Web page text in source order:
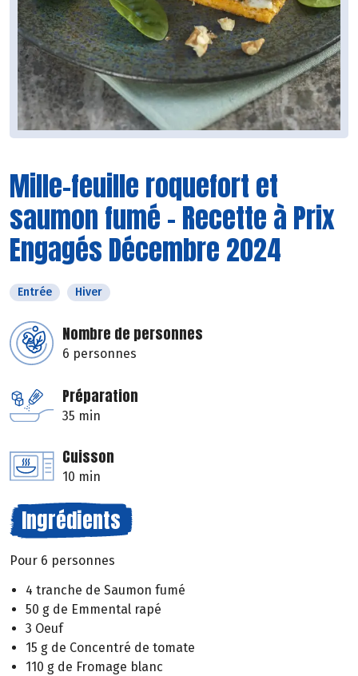
Mille-feuille roquefort et
saumon fumé - Recette à Prix
Engagés Décembre 2024
Entrée Hiver
Nombre de personnes
6 personnes
Préparation
35 min
Cuisson
10 min
Ingrédients
Pour 6 personnes
4 tranche de Saumon fumé
50 g de Emmental rapé
3 Oeuf
15 g de Concentré de tomate
110 g de Fromage blanc